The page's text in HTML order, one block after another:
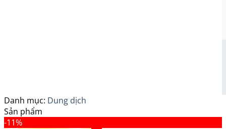
Danh mục: Dung dịch
Sản phẩm
-11%